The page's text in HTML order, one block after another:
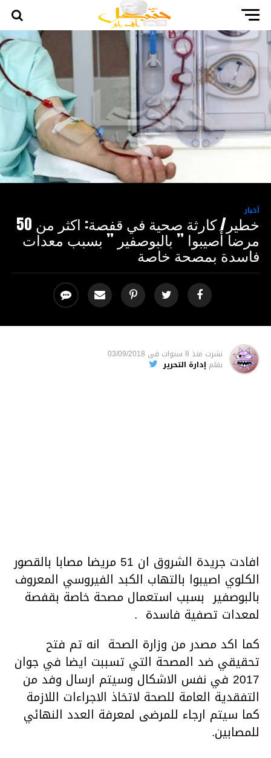
أخبار
خطير/ كارثة صحية في قفصة: اكثر من 50
مرضا أُصيبوا ” بالبوصفير ” بسبب معدات
فاسدة بمصحة خاصة
نشرت منذ 8 سنوات فى 03/09/2018
بقلم إدارة التحرير
افادت جريدة الشروق ان 51 مريضا مصابا بالقصور
الكلوي اصيبوا بالتهاب الكبد الفيروسي المعروف
بالبوصفير بسبب استعمال مصحة خاصة بقفصة
لمعدات تصفية فاسدة .
كما اكد مصدر من وزارة الصحة انه تم فتح
تحقيقي ضد المصحة التي تسببت ايضا في جوان
2017 في نفس الاشكال وسيتم ارسال وفد من
التفقدية العامة للصحة لاتخاذ الاجراءات اللازمة
كما سيتم ارجاء للمرضى لمعرفة العدد النهائي
للمصابين.